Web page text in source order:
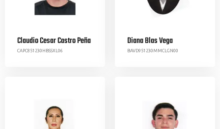
Claudio Cesar Castro Peña
CAPC851230HBSSXL06
Diana Blas Vega
BAVD951230MMCLGN00